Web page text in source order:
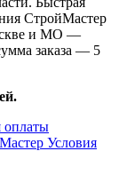
СтройМастер
и МО —
заказа — 5
оплаты
Условия